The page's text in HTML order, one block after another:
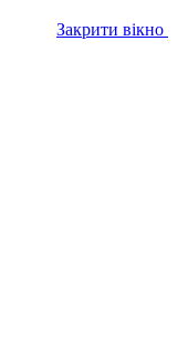
Закрити вікно